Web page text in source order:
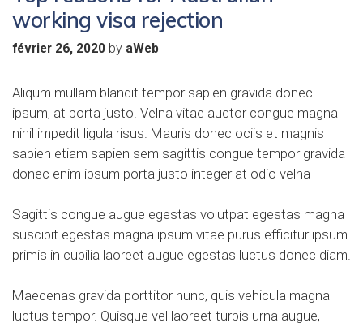
working visa rejection
février 26, 2020 by aWeb
Aliqum mullam blandit tempor sapien gravida donec
ipsum, at porta justo. Velna vitae auctor congue magna
nihil impedit ligula risus. Mauris donec ociis et magnis
sapien etiam sapien sem sagittis congue tempor gravida
donec enim ipsum porta justo integer at odio velna
Sagittis congue augue egestas volutpat egestas magna
suscipit egestas magna ipsum vitae purus efficitur ipsum
primis in cubilia laoreet augue egestas luctus donec diam.
Maecenas gravida porttitor nunc, quis vehicula magna
luctus tempor. Quisque vel laoreet turpis urna augue,